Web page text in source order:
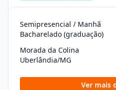
Semipresencial / Manhã
Bacharelado (graduação)
Morada da Colina
Uberlândia/MG
Ver mais